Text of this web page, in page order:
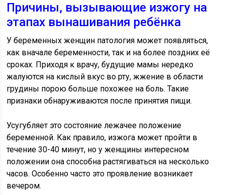
Причины, вызывающие изжогу на
этапах вынашивания ребёнка
У беременных женщин патология может появляться,
как вначале беременности, так и на более поздних её
сроках. Приходя к врачу, будущие мамы нередко
жалуются на кислый вкус во рту, жжение в области
грудины порою больше похожее на боль. Такие
признаки обнаруживаются после принятия пищи.
Усугубляет это состояние лежачее положение
беременной. Как правило, изжога может пройти в
течение 30-40 минут, но у женщины интересном
положении она способна растягиваться на несколько
часов. Особенно часто это проявление возникает
вечером.